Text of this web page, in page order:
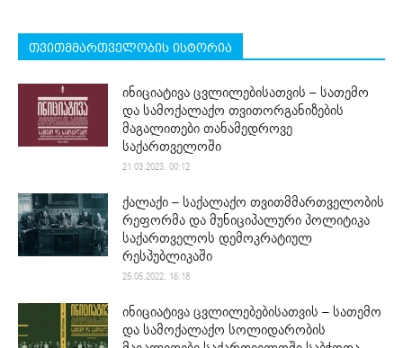
თვითმმართველობის ისტორია
ინიციატივა ცვლილებისათვის – სათემო
და სამოქალაქო თვითორგანიზების
მაგალითები თანამედროვე
საქართველოში
21.03.2023. 00:12
ქალაქი – საქალაქო თვითმმართველობის
რეფორმა და მუნიციპალური პოლიტიკა
საქართველოს დემოკრატიულ
რესპუბლიკაში
25.05.2022. 16:18
ინიციატივა ცვლილებებისათვის – სათემო
და სამოქალაქო სოლიდარობის